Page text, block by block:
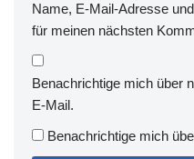
Name, E-Mail-Adresse
für meinen nächsten
Benachrichtige mich über
E-Mail.
Benachrichtige mich